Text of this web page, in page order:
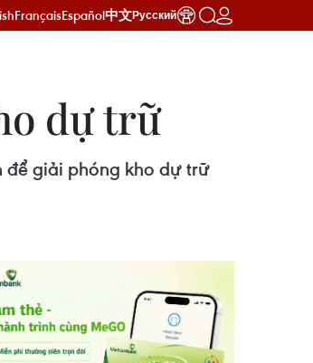
FrançaisEspañol中文Русский
dự trữ
để giải phóng kho dự trữ